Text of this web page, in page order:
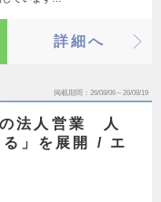
詳細へ
掲載期間 26/08/06～26/08/19
の法人営業 人
」を展開 / エ